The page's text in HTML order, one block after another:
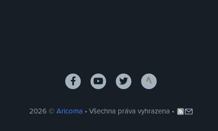
2026 © Aricoma • Všechna práva vyhrazena •